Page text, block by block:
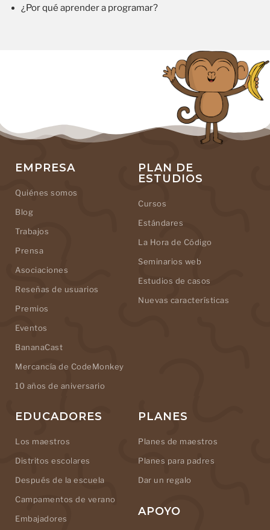
¿Por qué aprender a programar?
EMPRESA
Quiénes somos
Blog
Trabajos
Prensa
Asociaciones
Reseñas de usuarios
Premios
Eventos
BananaCast
Mercancía de CodeMonkey
10 años de aniversario
PLAN DE
ESTUDIOS
Cursos
Estándares
La Hora de Código
Seminarios web
Estudios de casos
Nuevas características
EDUCADORES
Los maestros
Distritos escolares
Después de la escuela
Campamentos de verano
Embajadores
PLANES
Planes de maestros
Planes para padres
Dar un regalo
APOYO